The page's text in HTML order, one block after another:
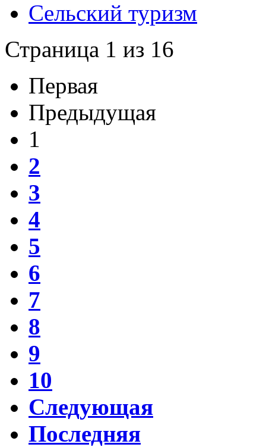
Сельский туризм
Страница 1 из 16
Первая
Предыдущая
1
2
3
4
5
6
7
8
9
10
Следующая
Последняя